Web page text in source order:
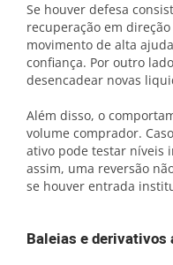
Se houver defesa
recuperação em
movimento de alta
confiança. Por outro
desencadear novas
Além disso, o
volume comprador.
ativo pode testar níveis
assim, uma reversão
se houver entrada
Baleias e